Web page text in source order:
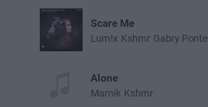
Scare Me
Lum!x Kshmr Gabry Ponte
Alone
Marnik Kshmr